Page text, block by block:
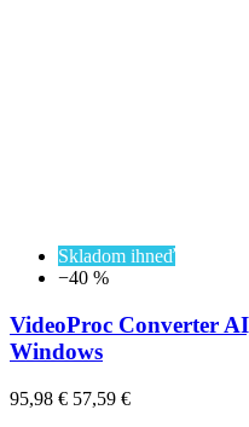
Skladom ihneď
−40 %
VideoProc Converter
Windows
95,98 € 57,59 €